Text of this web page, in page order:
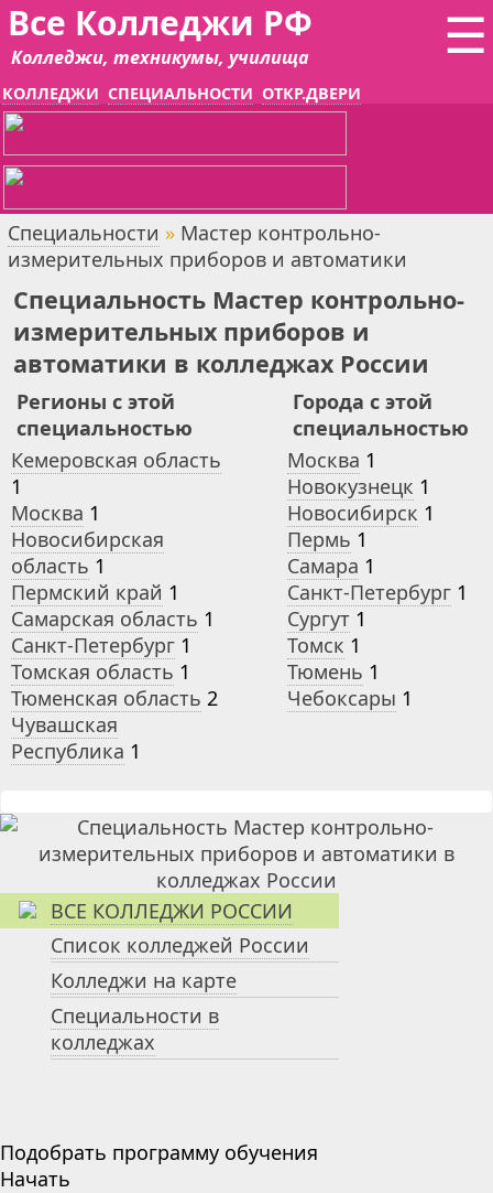
☰
Все Колледжи РФ
Колледжи, техникумы, училища
КОЛЛЕДЖИ СПЕЦИАЛЬНОСТИ ОТКР.ДВЕРИ
Специальности » Мастер контрольно-
измерительных приборов и автоматики
Специальность Мастер контрольно-
измерительных приборов и
автоматики в колледжах России
Регионы с этой
специальностью
Кемеровская область
1
Москва 1
Новосибирская
область 1
Пермский край 1
Самарская область 1
Санкт-Петербург 1
Томская область 1
Тюменская область 2
Чувашская
Республика 1
Города с этой
специальностью
Москва 1
Новокузнецк 1
Новосибирск 1
Пермь 1
Самара 1
Санкт-Петербург 1
Сургут 1
Томск 1
Тюмень 1
Чебоксары 1
ВСЕ КОЛЛЕДЖИ РОССИИ
Список колледжей России
Колледжи на карте
Специальности в
колледжах
Подобрать программу обучения
Начать